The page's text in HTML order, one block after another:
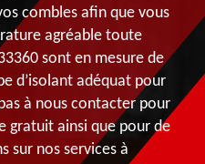
combles afin que vous
agréable toute
sont en mesure de
d’isolant adéquat pour
à nous contacter pour
gratuit ainsi que pour de
sur nos services à